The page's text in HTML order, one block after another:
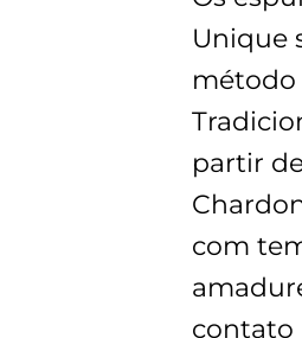
Unique
método
partir
com
contato